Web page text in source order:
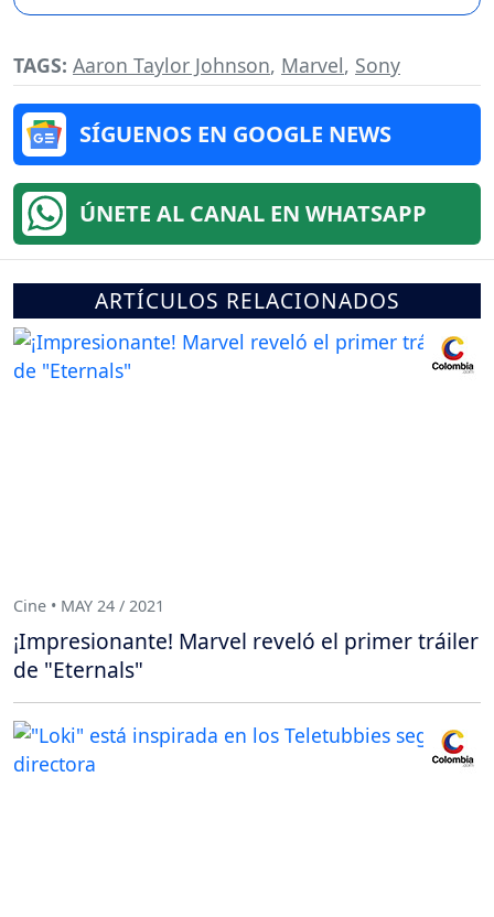
TAGS: Aaron Taylor Johnson, Marvel, Sony
SÍGUENOS EN GOOGLE NEWS
ÚNETE AL CANAL EN WHATSAPP
ARTÍCULOS RELACIONADOS
Cine • MAY 24 / 2021
¡Impresionante! Marvel reveló el primer tráiler
de "Eternals"